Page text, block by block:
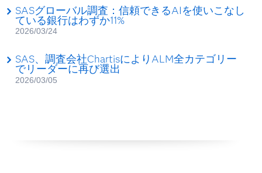
SASグローバル調査：信頼できるAIを使いこなし
ている銀行はわずか11%
2026/03/24
SAS、調査会社ChartisによりALM全カテゴリー
でリーダーに再び選出
2026/03/05